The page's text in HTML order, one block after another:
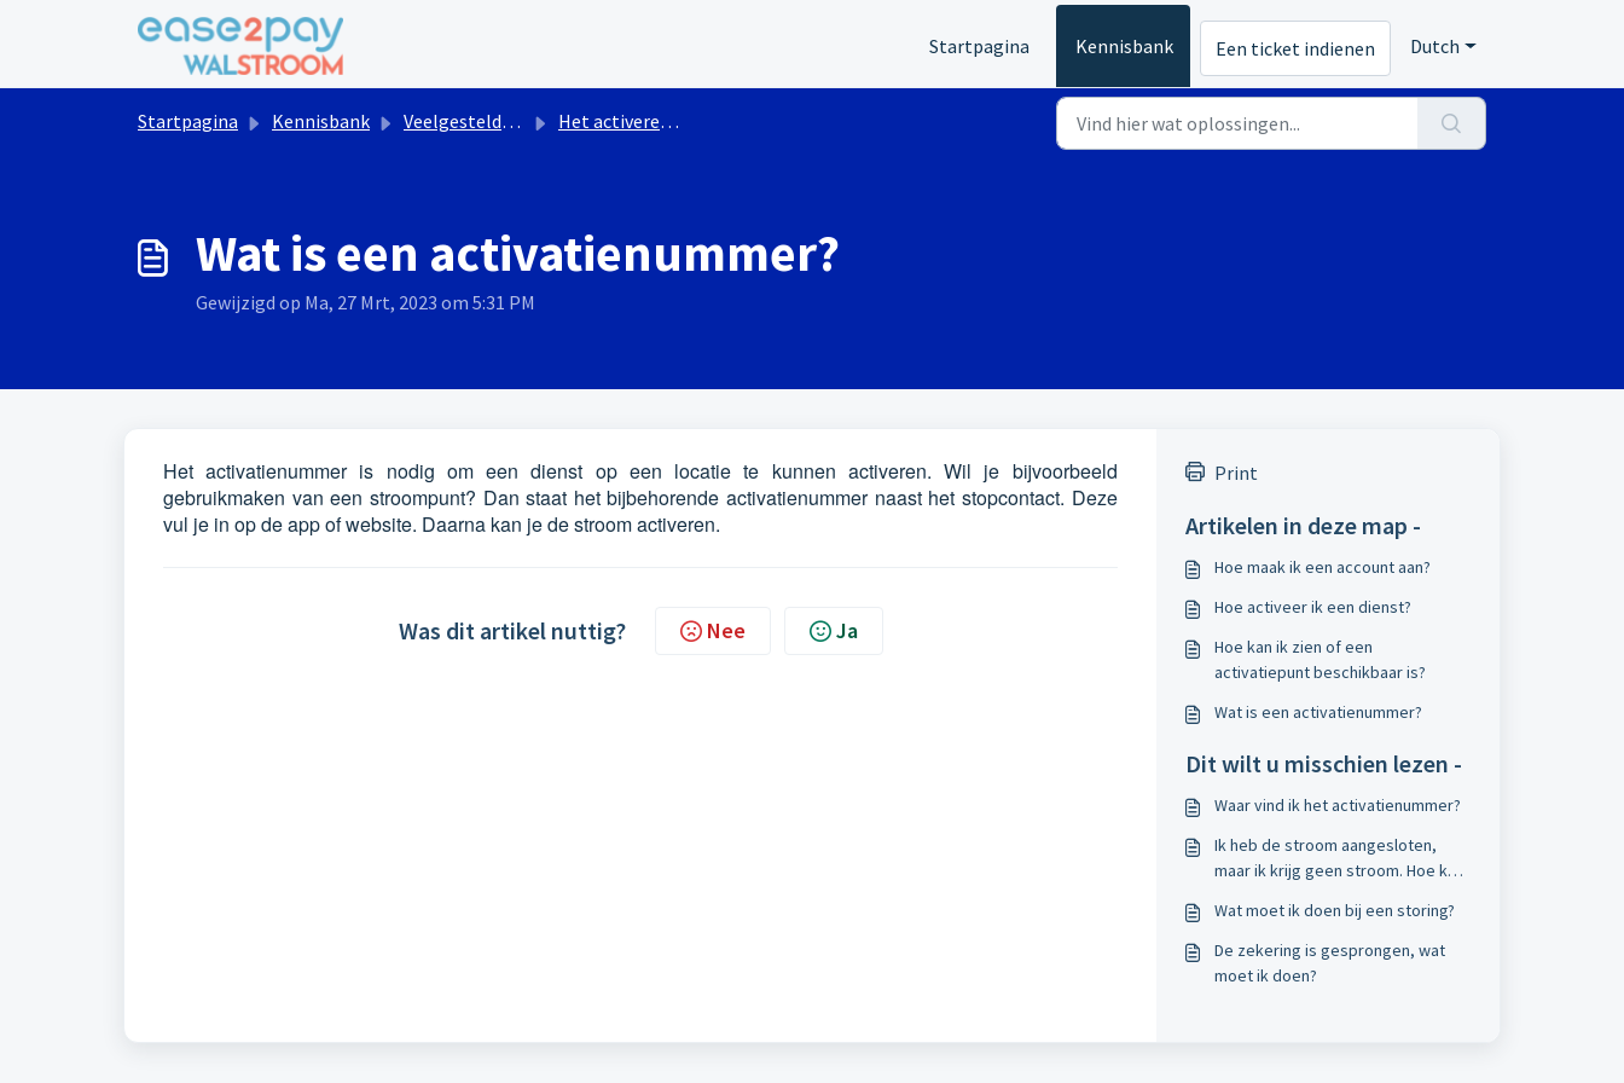
Doorgaan naar hoofdinhoud
Startpagina
Kennisbank Een ticket indienen Dutch
Startpagina Kennisbank Veelgestelde vragen Walstroom Het activeren van de Walstroom services
Wat is een activatienummer?
Gewijzigd op Ma, 27 Mrt, 2023 om 5:31 PM
Het activatienummer is nodig om een dienst op een locatie te kunnen activeren. Wil je bijvoorbeeld
gebruikmaken van een stroompunt? Dan staat het bijbehorende activatienummer naast het stopcontact. Deze
vul je in op de app of website. Daarna kan je de stroom activeren.
Was dit artikel nuttig? Nee Ja
Print
Artikelen in deze map -
Hoe maak ik een account aan?
Hoe activeer ik een dienst?
Hoe kan ik zien of een
activatiepunt beschikbaar is?
Wat is een activatienummer?
Dit wilt u misschien lezen -
Waar vind ik het activatienummer?
Ik heb de stroom aangesloten,
maar ik krijg geen stroom. Hoe kan
Wat moet ik doen bij een storing?
De zekering is gesprongen, wat
moet ik doen?